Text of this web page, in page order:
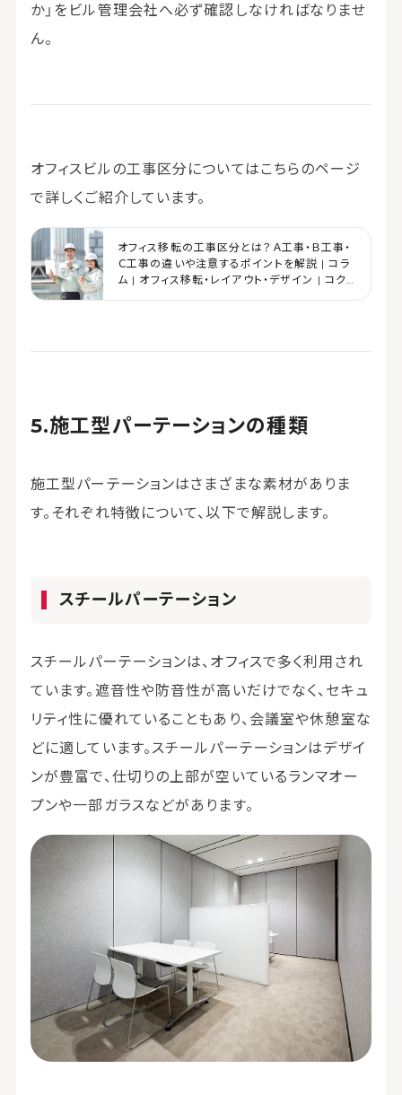
か」をビル管理会社へ必ず確認しなければなりませ
ん。
オフィスビルの工事区分についてはこちらのページ
で詳しくご紹介しています。
オフィス移転の工事区分とは？Ａ工事・Ｂ工事・
Ｃ工事の違いや注意するポイントを解説 | コラ
ム | オフィス移転・レイアウト・デザイン | コク
施工型パーテーションの種類
施工型パーテーションはさまざまな素材がありま
す。それぞれ特徴について、以下で解説します。
スチールパーテーション
スチールパーテーションは、オフィスで多く利用され
ています。遮音性や防音性が高いだけでなく、セキュ
リティ性に優れていることもあり、会議室や休憩室な
どに適しています。スチールパーテーションはデザイ
ンが豊富で、仕切りの上部が空いているランマオー
プンや一部ガラスなどがあります。